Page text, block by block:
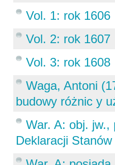
Vol. 1: rok 1606
Vol. 2: rok 1607
Vol. 3: rok 1608
Waga, Antoni
budowy różnic y
War. A: obj. jw.,
Deklaracji